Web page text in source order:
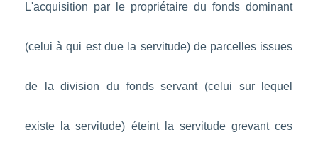
L'acquisition par le propriétaire du fonds dominant
(celui à qui est due la servitude) de parcelles issues
de la division du fonds servant (celui sur lequel
existe la servitude) éteint la servitude grevant ces